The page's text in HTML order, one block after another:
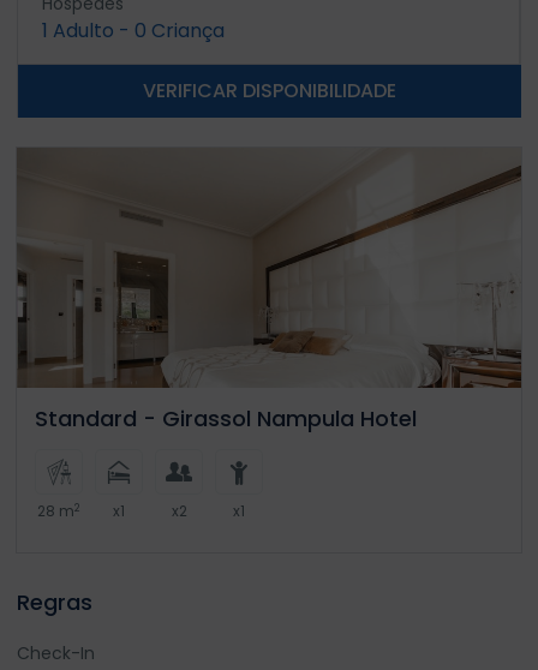
1 Adulto - 0 Criança
VERIFICAR DISPONIBILIDADE
Standard - Girassol Nampula Hotel
28 m2 x1 x2 x1
Regras
Check-In